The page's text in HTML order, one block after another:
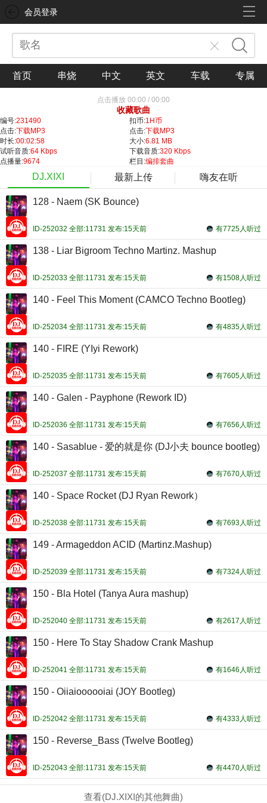
会员登录
首页 串烧 中文 英文 车载 专属
点击播放 00:00 / 00:00
收藏歌曲
编号:231490 扣币:1H币
点击:下载MP3 点击:下载MP3
时长:00:02:58 大小:6.81 MB
试听音质:64 Kbps 下载音质:320 Kbps
点播量:9674 栏目:编排套曲
DJ.XIXI 最新上传 嗨友在听
128 - Naem (SK Bounce)
有7725人听过
ID-252032 全部:11731 发布:15天前
138 - Liar Bigroom Techno Martinz. Mashup
有1508人听过
ID-252033 全部:11731 发布:15天前
140 - Feel This Moment (CAMCO Techno Bootleg)
有4835人听过
ID-252034 全部:11731 发布:15天前
140 - FIRE (YIyi Rework)
有7605人听过
ID-252035 全部:11731 发布:15天前
140 - Galen - Payphone (Rework ID)
有7656人听过
ID-252036 全部:11731 发布:15天前
140 - Sasablue - 爱的就是你 (DJ小夫 bounce bootleg)
有7670人听过
ID-252037 全部:11731 发布:15天前
140 - Space Rocket (DJ Ryan Rework）
有7693人听过
ID-252038 全部:11731 发布:15天前
149 - Armageddon ACID (Martinz.Mashup)
有7324人听过
ID-252039 全部:11731 发布:15天前
150 - Bla Hotel (Tanya Aura mashup)
有2617人听过
ID-252040 全部:11731 发布:15天前
150 - Here To Stay Shadow Crank Mashup
有1646人听过
ID-252041 全部:11731 发布:15天前
150 - Oiiaioooooiai (JOY Bootleg)
有4333人听过
ID-252042 全部:11731 发布:15天前
150 - Reverse_Bass (Twelve Bootleg)
有4470人听过
ID-252043 全部:11731 发布:15天前
查看(DJ.XIXI的其他舞曲)